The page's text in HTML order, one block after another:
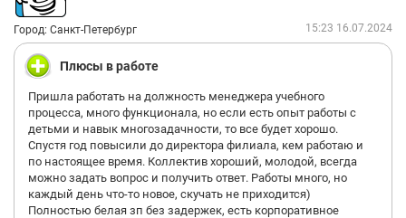
Город: Санкт-Петербург 15:23 16.07.2024
Плюсы в работе
Пришла работать на должность менеджера учебного
процесса, много функционала, но если есть опыт работы с
детьми и навык многозадачности, то все будет хорошо.
Спустя год повысили до директора филиала, кем работаю и
по настоящее время. Коллектив хороший, молодой, всегда
можно задать вопрос и получить ответ. Работы много, но
каждый день что-то новое, скучать не приходится)
Полностью белая зп без задержек, есть корпоративное